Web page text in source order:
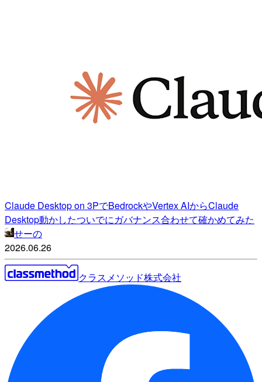
Claude Desktop on 3PでBedrockやVertex AIからClaude
Desktop動かしたついでにガバナンス合わせて確かめてみた
せーの
2026.06.26
クラスメソッド株式会社